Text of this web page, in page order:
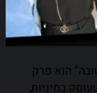
הוא פרק
במיניות,